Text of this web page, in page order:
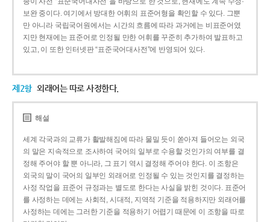
보완 중이다. 여기에서 방대한 어휘의 표준어형을 확인할 수 있다. 그뿐
만 아니라 국립국어원에서는 시간의 흐름에 따라 과거에는 비표준어였
지만 현재에는 표준어로 인정될 만한 어휘를 꾸준히 추가하여 발표하고
있고, 이 또한 인터넷판 “표준국어대사전”에 반영되어 있다.
제2항 외래어는 따로 사정한다.
해설
세계 각국과의 교류가 활발해짐에 따라 물밀 듯이 쏟아져 들어오는 외국
의 말은 지속적으로 조사하여 국어의 일부로 수용할 것인가의 여부를 결
정해 주어야 할 뿐 아니라, 그 표기 역시 결정해 주어야 한다. 이 조항은
외국의 말이 국어의 일부인 외래어로 인정될 수 있는 것인지를 결정하는
사정 작업을 표준어 규정과는 별도로 한다는 사실을 밝힌 것이다. 표준어
를 사정하는 데에는 사회적, 시대적, 지역적 기준을 적용하지만 외래어를
사정하는 데에는 그러한 기준을 적용하기 어렵기 때문에 이 조항을 따로